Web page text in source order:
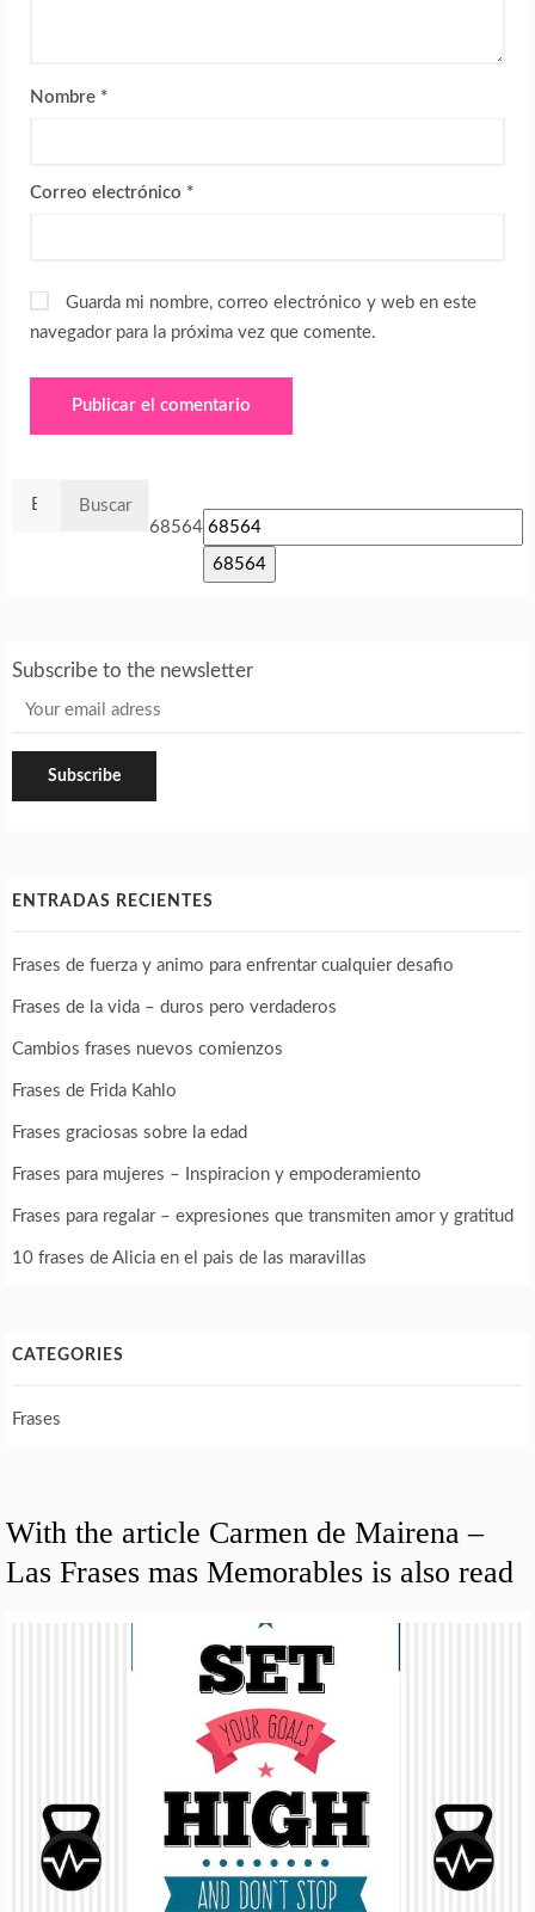
Nombre *
Correo electrónico *
Guarda mi nombre, correo electrónico y web en este
navegador para la próxima vez que comente.
68564
Subscribe to the newsletter
ENTRADAS RECIENTES
Frases de fuerza y animo para enfrentar cualquier desafio
Frases de la vida – duros pero verdaderos
Cambios frases nuevos comienzos
Frases de Frida Kahlo
Frases graciosas sobre la edad
Frases para mujeres – Inspiracion y empoderamiento
Frases para regalar – expresiones que transmiten amor y gratitud
10 frases de Alicia en el pais de las maravillas
CATEGORIES
Frases
With the article Carmen de Mairena –
Las Frases mas Memorables is also read